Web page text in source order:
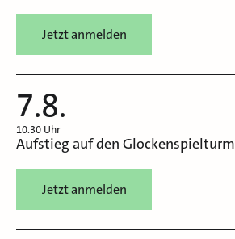
Jetzt anmelden
7.8.
10.30 Uhr
Aufstieg auf den Glockenspielturm
Jetzt anmelden